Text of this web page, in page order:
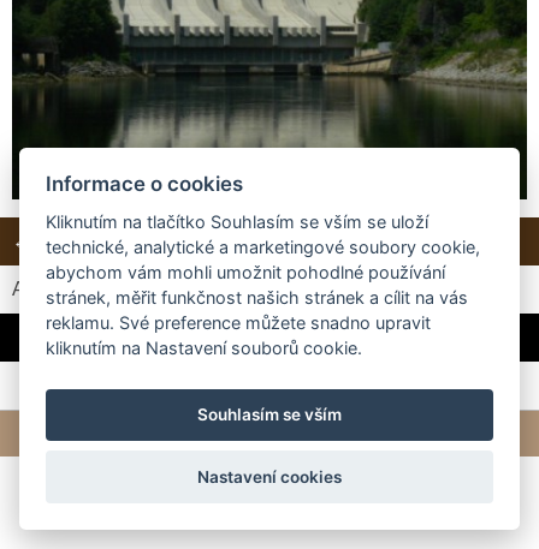
← Předchozí Další → Zpět do složky
Automatické procházení: 3| |5| | 7
(čas ve vteřinách)
Hráz přehradní nádrže Slapy
Informace o cookies
Kliknutím na tlačítko Souhlasím se vším se uloží
technické, analytické a marketingové soubory cookie,
abychom vám mohli umožnit pohodlné používání
stránek, měřit funkčnost našich stránek a cílit na vás
reklamu. Své preference můžete snadno upravit
kliknutím na Nastavení souborů cookie.
Souhlasím se vším
Nastavení cookies